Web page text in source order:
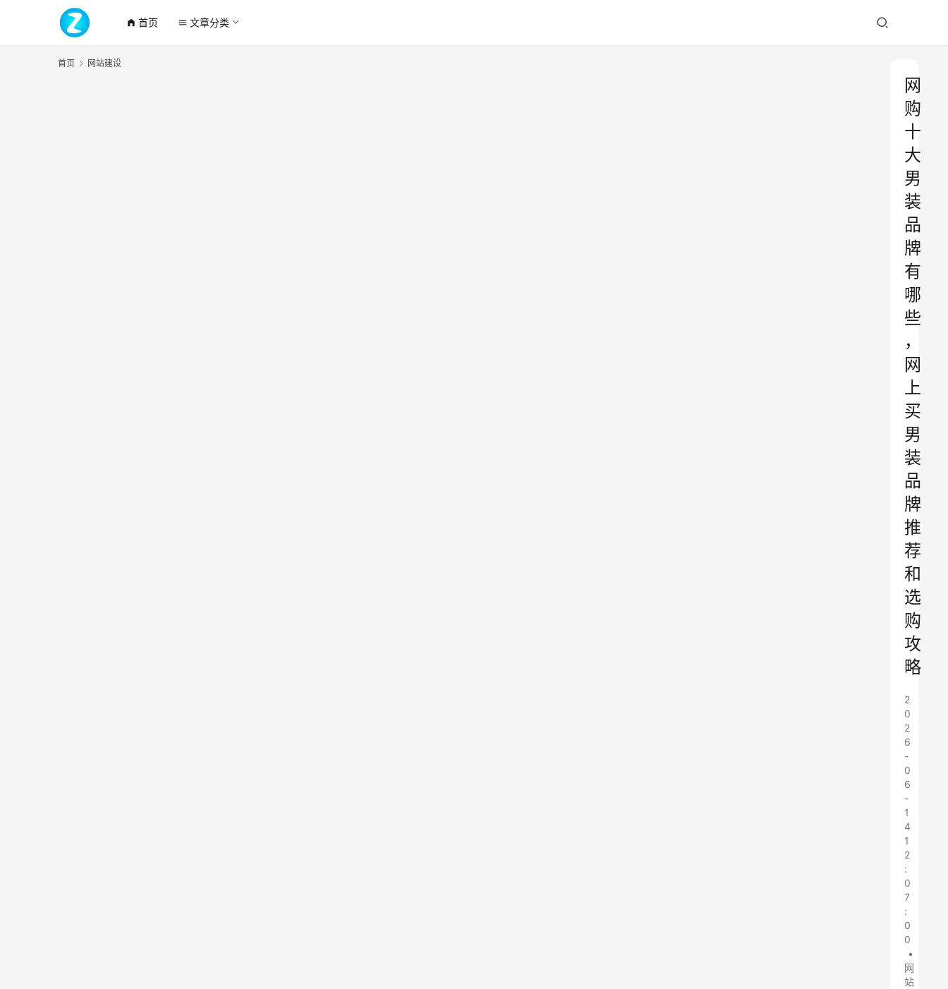
home_filled 首页 menu 文章分类
首页 网站建设
网
购
十
大
男
装
品
牌
有
哪
些
，
网
上
买
男
装
品
牌
推
荐
和
选
购
攻
略
2
0
2
6
-
0
6
-
1
4
1
2
:
0
7
:
0
0
•
网
站